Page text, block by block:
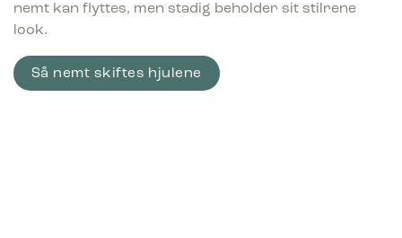
nemt kan flyttes, men stadig beholder sit stilrene
look.
Så nemt skiftes hjulene